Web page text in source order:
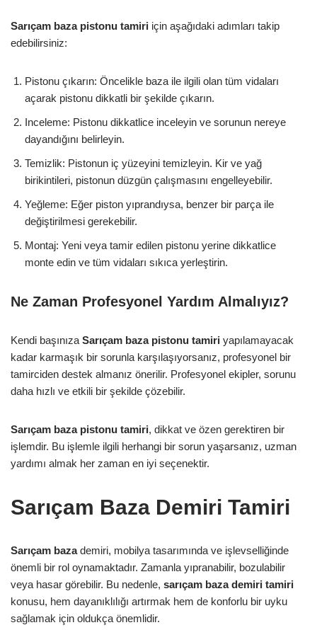
Sarıçam baza pistonu tamiri için aşağıdaki adımları takip
edebilirsiniz:
Pistonu çıkarın: Öncelikle baza ile ilgili olan tüm vidaları
açarak pistonu dikkatli bir şekilde çıkarın.
Inceleme: Pistonu dikkatlice inceleyin ve sorunun nereye
dayandığını belirleyin.
Temizlik: Pistonun iç yüzeyini temizleyin. Kir ve yağ
birikintileri, pistonun düzgün çalışmasını engelleyebilir.
Yeğleme: Eğer piston yıprandıysa, benzer bir parça ile
değiştirilmesi gerekebilir.
Montaj: Yeni veya tamir edilen pistonu yerine dikkatlice
monte edin ve tüm vidaları sıkıca yerleştirin.
Ne Zaman Profesyonel Yardım Almalıyız?
Kendi başınıza Sarıçam baza pistonu tamiri yapılamayacak
kadar karmaşık bir sorunla karşılaşıyorsanız, profesyonel bir
tamirciden destek almanız önerilir. Profesyonel ekipler, sorunu
daha hızlı ve etkili bir şekilde çözebilir.
Sarıçam baza pistonu tamiri, dikkat ve özen gerektiren bir
işlemdir. Bu işlemle ilgili herhangi bir sorun yaşarsanız, uzman
yardımı almak her zaman en iyi seçenektir.
Sarıçam Baza Demiri Tamiri
Sarıçam bazademiri, mobilya tasarımında ve işlevselliğinde
önemli bir rol oynamaktadır. Zamanla yıpranabilir, bozulabilir
veya hasar görebilir. Bu nedenle, sarıçam baza demiri tamiri
konusu, hem dayanıklılığı artırmak hem de konforlu bir uyku
sağlamak için oldukça önemlidir.